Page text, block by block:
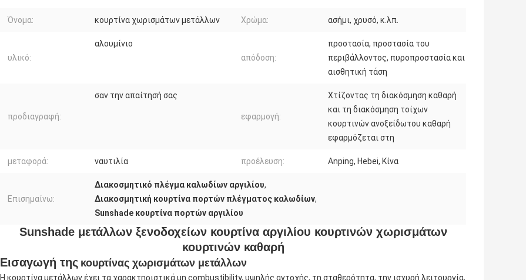
Όνομα: κουρτίνα χωρισμάτων μετάλλων Χρώμα: ασήμι, χρυσό, κ.λπ.
υλικό:
αλουμίνιο
απόδοση:
προστασία, προστασία του
περιβάλλοντος, πυροπροστασία και
αισθητική τάση
προδιαγραφή:
σαν την απαίτησή σας
εφαρμογή:
Χτίζοντας τη διακόσμηση καθαρή
και τη διακόσμηση τοίχων
κουρτινών ανοξείδωτου καθαρή
εφαρμόζεται στη
μεταφορά: ναυτιλία προέλευση: Anping, Hebei, Κίνα
Επισημαίνω:
Διακοσμητικό πλέγμα καλωδίων αργιλίου,
Διακοσμητική κουρτίνα πορτών πλέγματος καλωδίων,
Sunshade κουρτίνα πορτών αργιλίου
Sunshade μετάλλων ξενοδοχείων κουρτίνα αργιλίου κουρτινών χωρισμάτων
κουρτινών καθαρή
Εισαγωγή της κουρτίνας χωρισμάτων μετάλλων
Η κουρτίνα μετάλλων έχει τα χαρακτηριστικά μη combustibility, υψηλής αντοχής, τη σταθερότητα, την ισχυρή λειτουργία,